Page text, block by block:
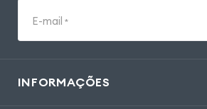
E-mail *
INFORMAÇÕES